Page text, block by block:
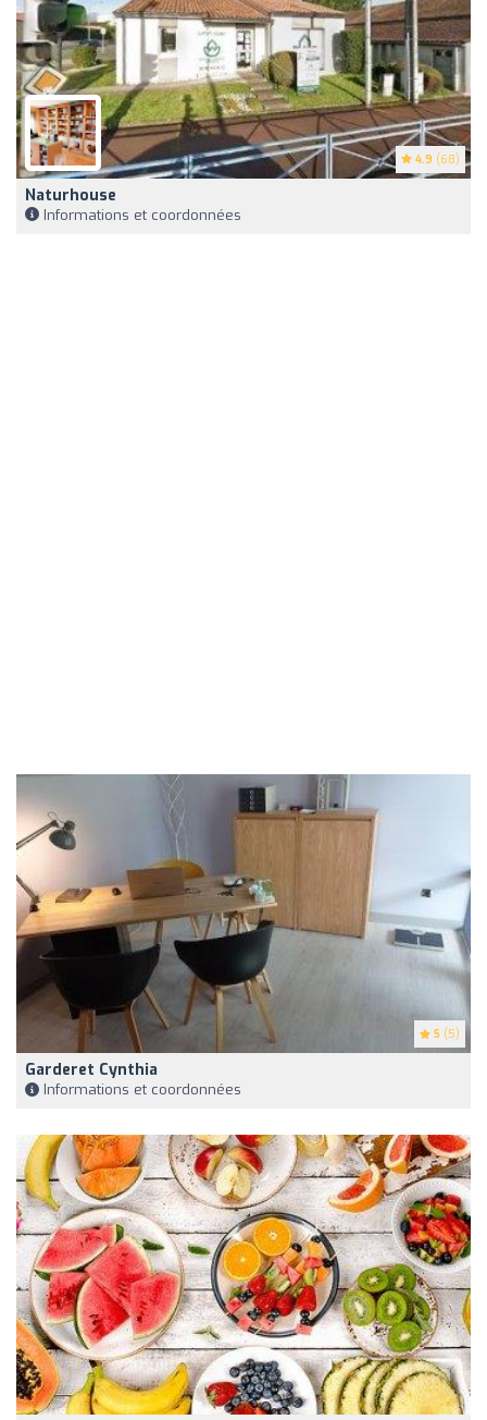
4.9 (68)
Naturhouse
Informations et coordonnées
5 (5)
Garderet Cynthia
Informations et coordonnées